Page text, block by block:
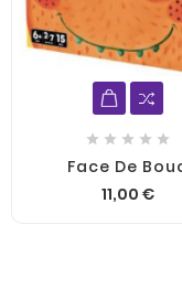
    
Face De
11,00 €